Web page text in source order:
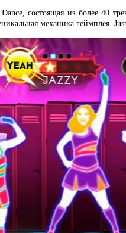
Dance, состоящая из более
механика геймплея.